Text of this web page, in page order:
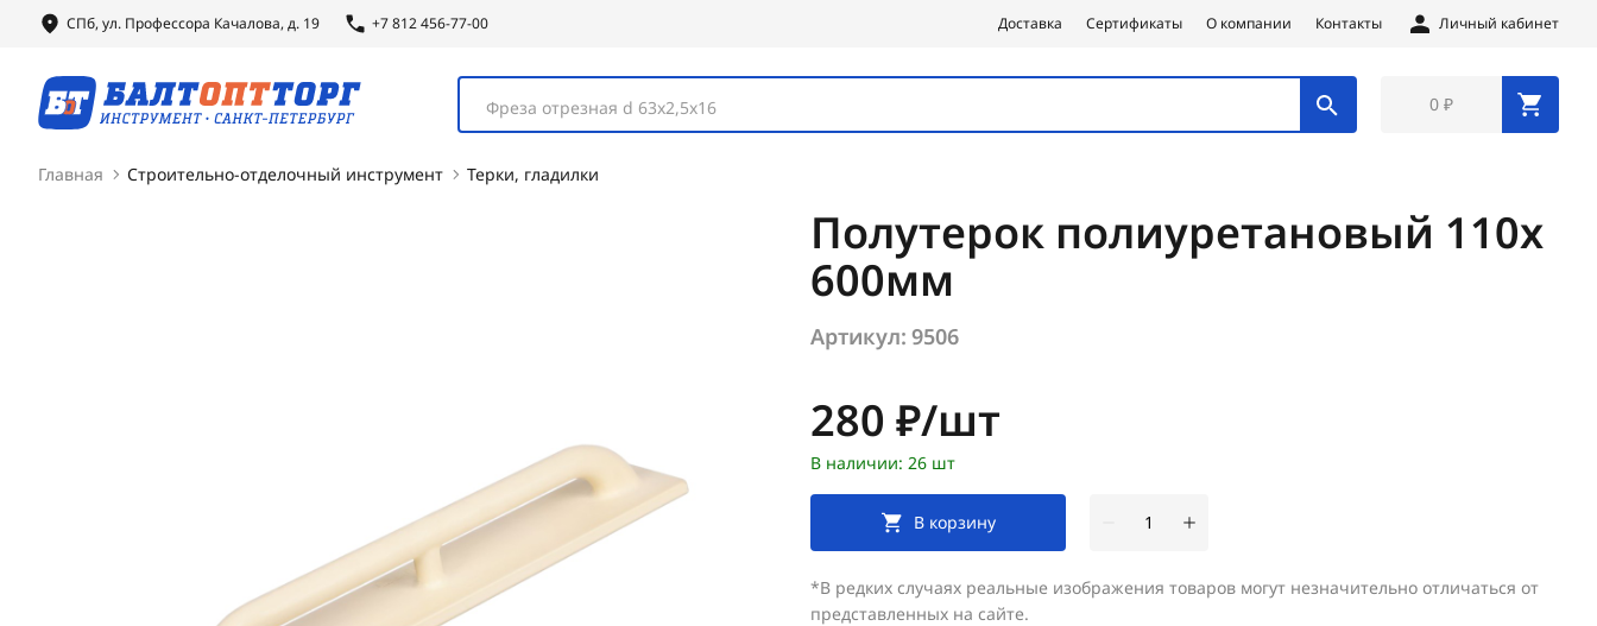
СПб, ул. Профессора Качалова, д. 19 +7 812 456-77-00 Доставка Сертификаты О компании Контакты Личный кабинет
Фреза отрезная d 63х2,5х16 0 ₽
Главная Строительно-отделочный инструмент Терки, гладилки
Полутерок полиуретановый 110х
600мм
Артикул: 9506
Цена:
280 ₽/шт
В наличии: 26 шт
В корзину
*В редких случаях реальные изображения товаров могут незначительно отличаться от
представленных на сайте.